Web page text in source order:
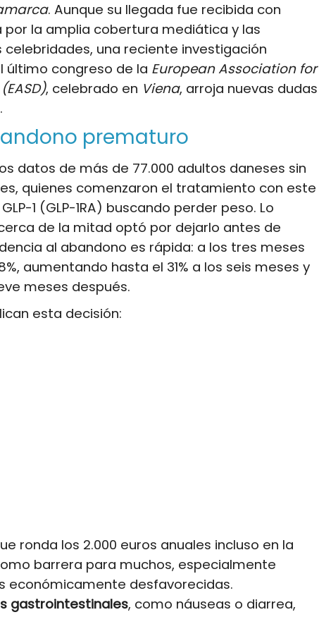
. Aunque su llegada fue recibida con
la amplia cobertura mediática y las
celebridades, una reciente investigación
último congreso de la European Association for
, celebrado en Viena, arroja nuevas dudas
prematuro
datos de más de 77.000 adultos daneses sin
quienes comenzaron el tratamiento con este
1 (GLP-1RA) buscando perder peso. Lo
de la mitad optó por dejarlo antes de
al abandono es rápida: a los tres meses
aumentando hasta el 31% a los seis meses y
meses después.
esta decisión:
ronda los 2.000 euros anuales incluso en la
barrera para muchos, especialmente
económicamente desfavorecidas.
gastrointestinales, como náuseas o diarrea,